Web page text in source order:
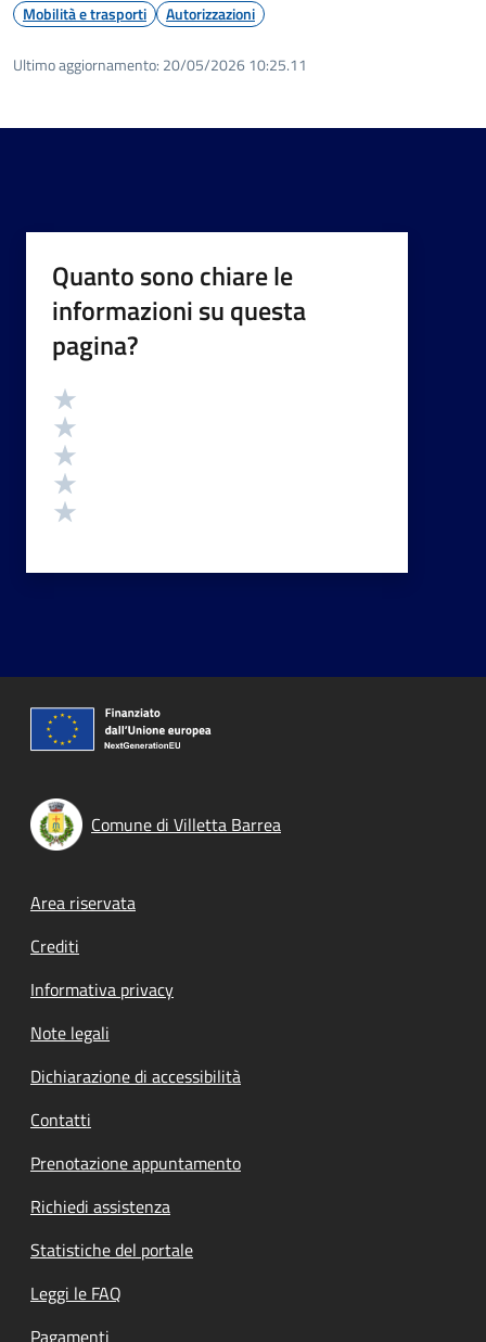
Mobilità e trasporti Autorizzazioni
Ultimo aggiornamento: 20/05/2026 10:25.11
Quanto sono chiare le
informazioni su questa
pagina?
Valutazione
Comune di Villetta Barrea
Footer menu
Area riservata
Crediti
Informativa privacy
Note legali
Dichiarazione di accessibilità
Contatti
Prenotazione appuntamento
Richiedi assistenza
Statistiche del portale
Leggi le FAQ
Pagamenti